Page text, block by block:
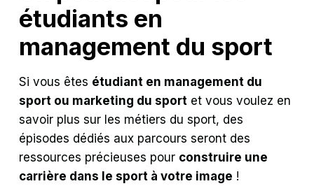
étudiants en
management du sport
Si vous êtes étudiant en management du
sport ou marketing du sport et vous voulez en
savoir plus sur les métiers du sport, des
épisodes dédiés aux parcours seront des
ressources précieuses pour construire une
carrière dans le sport à votre image !